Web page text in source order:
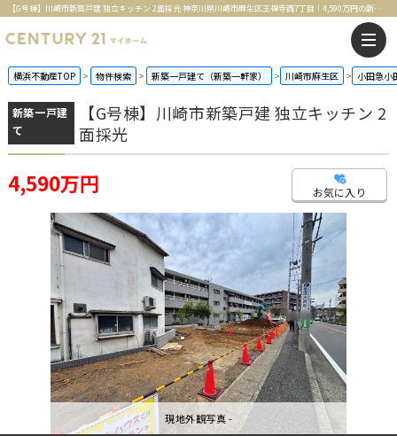
【G号棟】川崎市新築戸建 独立キッチン 2面採光 神奈川県川崎市麻生区王禅寺西7丁目｜4,590万円の新築一戸建て｜センチュリー21マイホーム
横浜不動産TOP 物件検索 新築一戸建て（新築一軒家） 川崎市麻生区 小田急小
新築一戸建
て
【G号棟】川崎市新築戸建 独立キッチン 2
面採光
4,590万円 お気に入り
現地外観写真 -